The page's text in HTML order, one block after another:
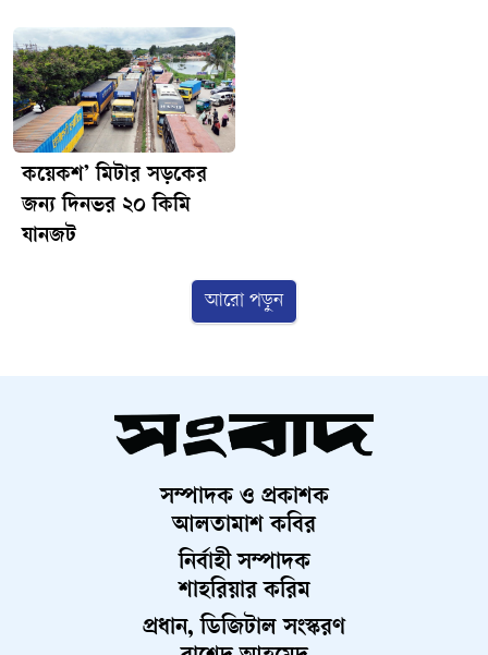
কয়েকশ’ মিটার সড়কের
জন্য দিনভর ২০ কিমি
যানজট
আরো পড়ুন
সম্পাদক ও প্রকাশক
আলতামাশ কবির
নির্বাহী সম্পাদক
শাহরিয়ার করিম
প্রধান, ডিজিটাল সংস্করণ